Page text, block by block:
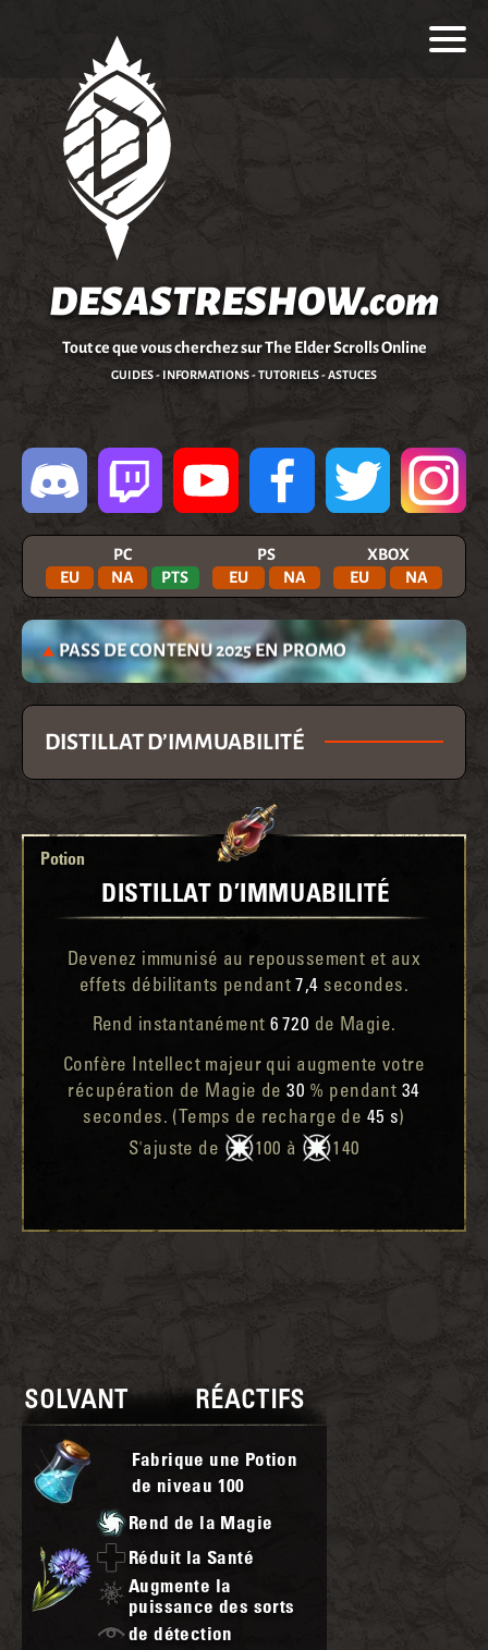
DESASTRESHOW.com
Tout ce que vous cherchez sur The Elder Scrolls Online
GUIDES - INFORMATIONS - TUTORIELS - ASTUCES
PC
EU
NA PTS
PS
EU
NA
XBOX
EU
NA
PASS DE CONTENU 2025 EN PROMO
DISTILLAT D’IMMUABILITÉ
Potion
DISTILLAT D’IMMUABILITÉ
Devenez immunisé au repoussement et aux
effets débilitants pendant 7,4 secondes.
Rend instantanément6 720 de Magie.
Confère Intellect majeur qui augmente votre
récupération de Magie de30 % pendant 34
secondes. (Temps de recharge de 45 s)
S'ajuste de
100 à 140
SOLVANT RÉACTIFS
Fabrique une Potion
de niveau 100
Rend de la Magie
Réduit la Santé
Augmente la
puissance des sorts
de détection